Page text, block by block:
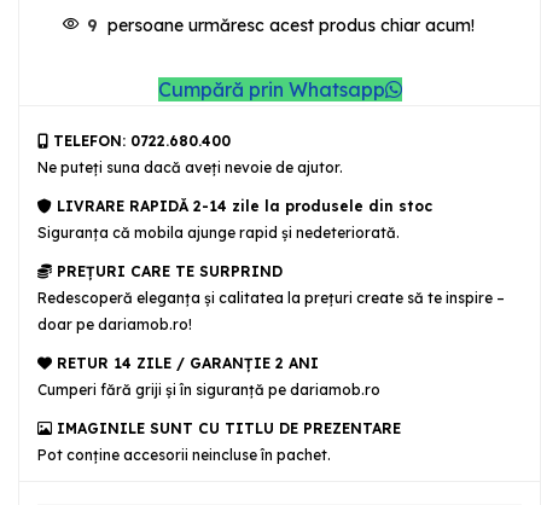
9 persoane urmăresc acest produs chiar acum!
Cumpără prin Whatsapp
TELEFON: 0722.680.400
Ne puteţi suna dacă aveţi nevoie de ajutor.
LIVRARE RAPIDĂ 2-14 zile la produsele din stoc
Siguranţa că mobila ajunge rapid şi nedeteriorată.
PREȚURI CARE TE SURPRIND
Redescoperă eleganța și calitatea la prețuri create să te inspire –
doar pe dariamob.ro!
RETUR 14 ZILE / GARANŢIE 2 ANI
Cumperi fără griji şi în siguranţă pe dariamob.ro
IMAGINILE SUNT CU TITLU DE PREZENTARE
Pot conține accesorii neincluse în pachet.